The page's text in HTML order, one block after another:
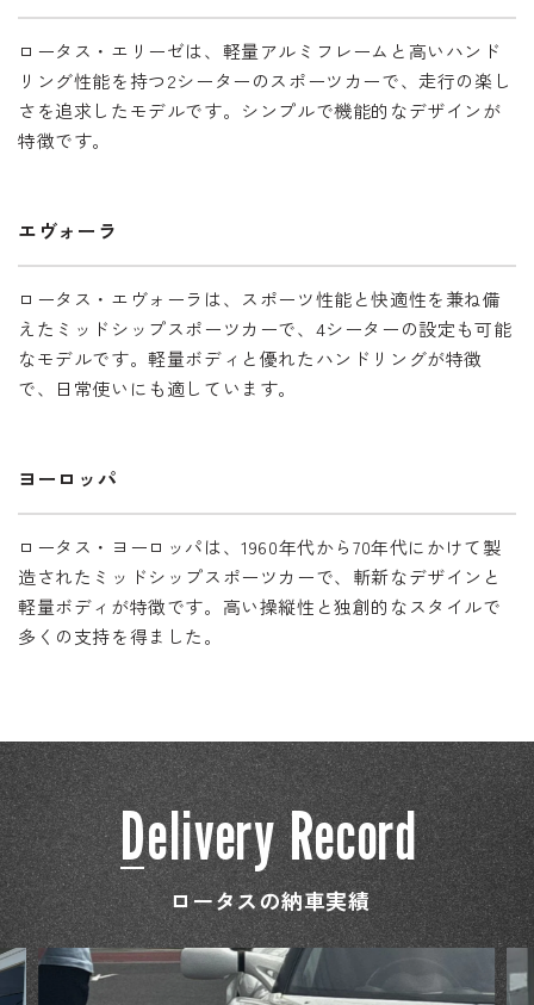
ロータス・エリーゼは、軽量アルミフレームと高いハンド
リング性能を持つ2シーターのスポーツカーで、走行の楽し
さを追求したモデルです。シンプルで機能的なデザインが
特徴です。
エヴォーラ
ロータス・エヴォーラは、スポーツ性能と快適性を兼ね備
えたミッドシップスポーツカーで、4シーターの設定も可能
なモデルです。軽量ボディと優れたハンドリングが特徴
で、日常使いにも適しています。
ヨーロッパ
ロータス・ヨーロッパは、1960年代から70年代にかけて製
造されたミッドシップスポーツカーで、斬新なデザインと
軽量ボディが特徴です。高い操縦性と独創的なスタイルで
多くの支持を得ました。
DeliveryRecord
ロータスの納車実績